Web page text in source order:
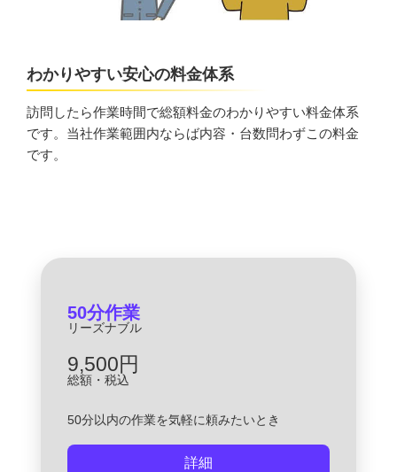
わかりやすい安心の料金体系
訪問したら作業時間で総額料金のわかりやすい料金体系
です。当社作業範囲内ならば内容・台数問わずこの料金
です。
50分作業
リーズナブル
9,500円
総額・税込
50分以内の作業を気軽に頼みたいとき
詳細